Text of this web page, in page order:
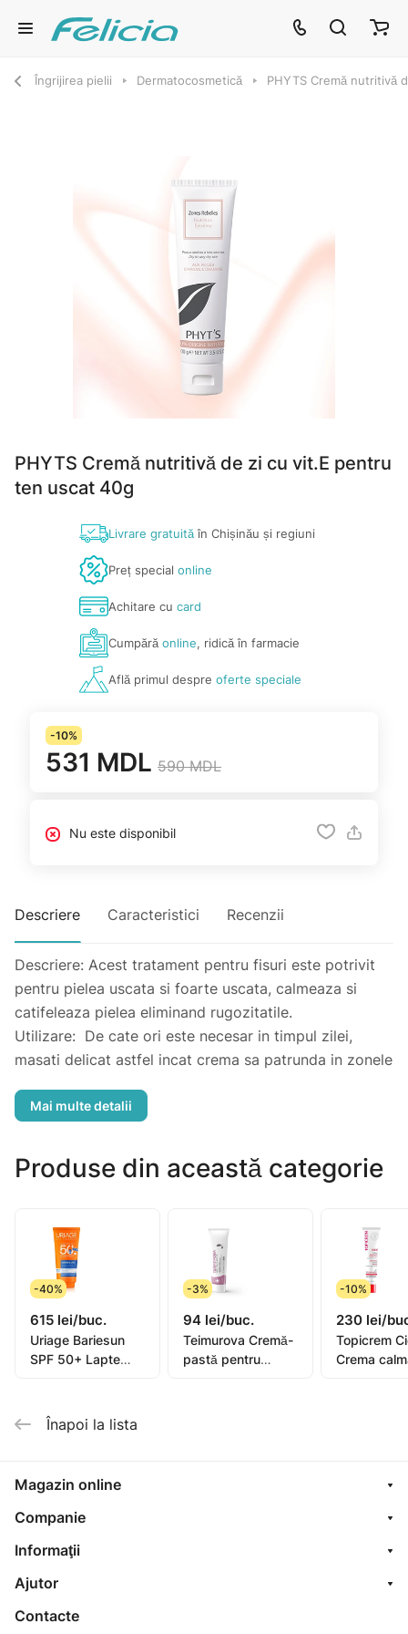
Îngrijirea pielii Dermatocosmetică PHYTS Cremă nutritivă
PHYTS Cremă nutritivă de zi cu vit.E pentru
ten uscat 40g
Livrare gratuităîn Chișinău și regiuni
Preț special online
Achitare cu card
Cumpărăonline, ridică în farmacie
Află primul despre oferte speciale
-10%
531 MDL 590 MDL
Nu este disponibil
Descriere Caracteristici Recenzii
Descriere: Acest tratament pentru fisuri este potrivit
pentru pielea uscata si foarte uscata, calmeaza si
catifeleaza pielea eliminand rugozitatile.
Utilizare: De cate ori este necesar in timpul zilei,
masati delicat astfel incat crema sa patrunda in zonele
Contine:
conținut remarcabil de acizi grași omega 6,
Ulei de Canepa *: bogat în omega 3 și 6 acizi grași
Unt de Shea *: conține provitamina A, vitamina E și
acizii grași care contribuie la hidratarea și protecția
pielii uscate.
Uleiuri esențiale de Lemn HO și de Lavandă: cu
proprietăți calmante, protectoare și revitalizante.
Vitamina E naturală: antioxidant.
Produse din această categorie
-40%
615 lei/buc.
Uriage Bariesun
SPF 50+ Lapte
-3%
94 lei/buc.
Teimurova Cremă-
pastă pentru
-10%
230 lei/
Topicrem
Crema
Înapoi la lista
Magazin online
Companie
Informaţii
Ajutor
Contacte